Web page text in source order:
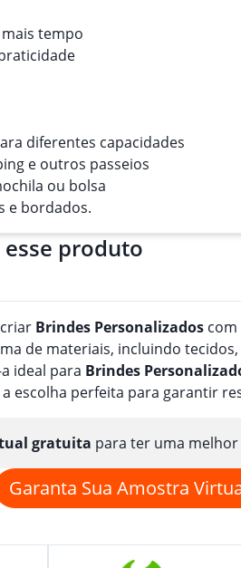
tempo
diferentes capacidades
e outros passeios
ou bolsa
e bordados.
produto
Brindes Personalizados
de materiais, incluindo
ideal para Brindes
a escolha perfeita para garantir
gratuita para ter uma
Garanta Sua Amostra